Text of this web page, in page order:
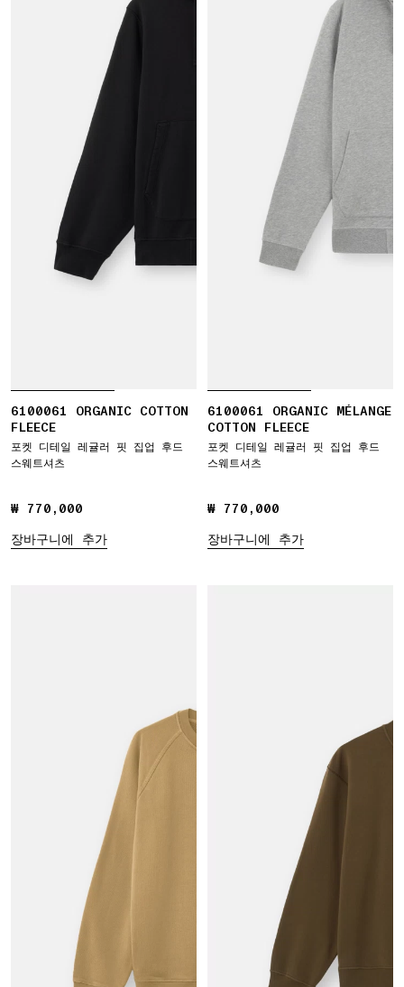
6100061 ORGANIC COTTON
FLEECE
포켓 디테일 레귤러 핏 집업 후드
스웨트셔츠
₩ 770,000
₩ 770,000
장바구니에 추가
6100061 ORGANIC MÉLANGE
COTTON FLEECE
포켓 디테일 레귤러 핏 집업 후드
스웨트셔츠
₩ 770,000
₩ 770,000
장바구니에 추가